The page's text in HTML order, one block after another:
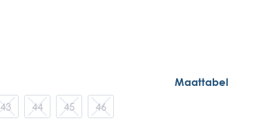
Maattabel
43 44 45 46